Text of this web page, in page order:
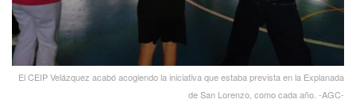
El CEIP Velázquez acabó acogiendo la iniciativa que estaba prevista en la Explanada
de San Lorenzo, como cada año. -AGC-